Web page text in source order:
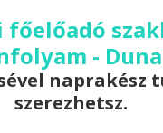
főelőadó
-
naprakész
szerezhetsz.